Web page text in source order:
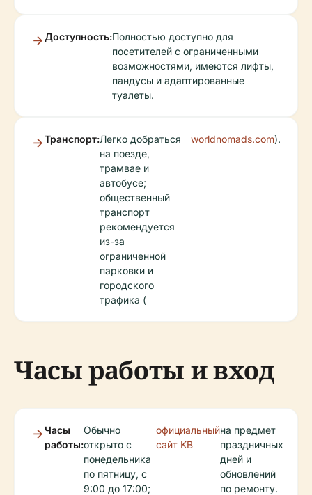
Доступность:Полностью доступно для
посетителей с ограниченными
возможностями, имеются лифты,
пандусы и адаптированные
туалеты.
Транспорт:Легко добраться
на поезде,
трамвае и
автобусе;
общественный
транспорт
рекомендуется
из-за
ограниченной
парковки и
городского
трафика (
worldnomads.com).
Часы работы и вход
Часы
работы:
Обычно
открыто с
понедельника
по пятницу, с
9:00 до 17:00;
официальный
сайт KB
на предмет
праздничных
дней и
обновлений
по ремонту.